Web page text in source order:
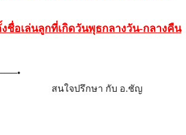
ชื่อเล่นลูกที่เกิดวันพุธกลางวัน-กลางคืน